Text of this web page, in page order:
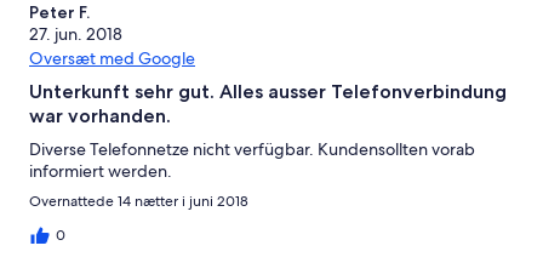
Peter F.
27. jun. 2018
Oversæt med Google
Unterkunft sehr gut. Alles ausser Telefonverbindung
war vorhanden.
Diverse Telefonnetze nicht verfügbar. Kundensollten vorab
informiert werden.
Overnattede 14 nætter i juni 2018
0